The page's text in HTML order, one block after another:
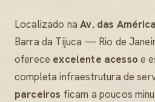
Localizado naAv. das
Barra da Tijuca — Rio de
oferece excelente acesso e
completa infraestrutura de
parceiros ficam a poucos